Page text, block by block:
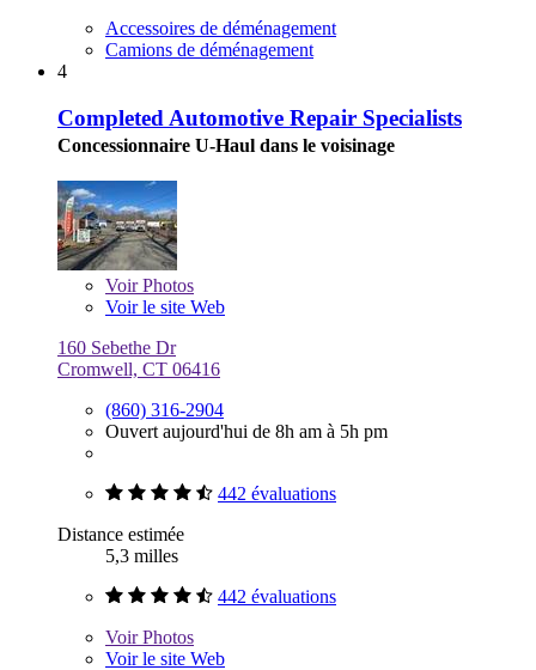
Accessoires de déménagement
Camions de déménagement
4
Completed Automotive Repair Specialists
Concessionnaire U-Haul dans le voisinage
VoirPhotos
Voir le site Web
160 Sebethe Dr
Cromwell, CT 06416
(860) 316-2904
Ouvert aujourd'hui de 8h am à 5h pm
442 évaluations
Distance estimée
5,3 milles
442 évaluations
VoirPhotos
Voir le site Web